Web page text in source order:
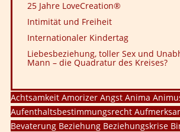
25 Jahre LoveCreation®
Intimität und Freiheit
Internationaler Kindertag
Liebesbeziehung, toller Sex und
Mann – die Quadratur des Kreises?
Achtsamkeit Amorizer Angst Anima
Aufenthaltsbestimmungsrecht
Bevaterung Beziehung Beziehungskrise